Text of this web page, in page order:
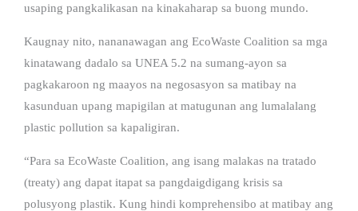
usaping pangkalikasan na kinakaharap sa buong mundo.
Kaugnay nito, nananawagan ang EcoWaste Coalition sa mga
kinatawang dadalo sa UNEA 5.2 na sumang-ayon sa
pagkakaroon ng maayos na negosasyon sa matibay na
kasunduan upang mapigilan at matugunan ang lumalalang
plastic pollution sa kapaligiran.
“Para sa EcoWaste Coalition, ang isang malakas na tratado
(treaty) ang dapat itapat sa pangdaigdigang krisis sa
polusyong plastik. Kung hindi komprehensibo at matibay ang